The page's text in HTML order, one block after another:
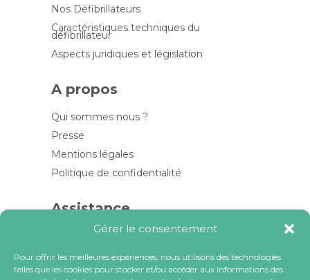
Gérer le consentement
Pour offrir les meilleures expériences, nous utilisons des technologies
telles que les cookies pour stocker et/ou accéder aux informations des
Nos Défibrillateurs
Caractéristiques techniques du
défibrillateur
Aspects juridiques et législation
A propos
Qui sommes nous ?
Presse
Mentions légales
Politique de confidentialité
Assistance
Contactez-nous
FAQ
Blog